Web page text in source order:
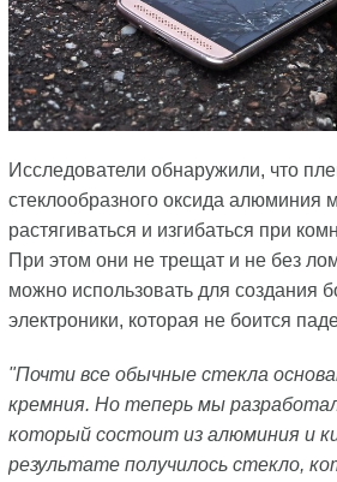
Исследователи обнаружили, что
стеклообразного оксида алюминия
растягиваться и изгибаться при
При этом они не трещат и не без
можно использовать для создания
электроники, которая не боится
"Почти все обычные стекла
кремния. Но теперь мы
который состоит из алюминия и
результате получилось стекло,